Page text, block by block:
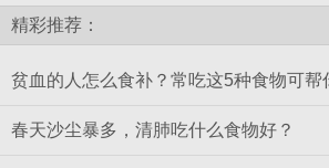
精彩推荐：
贫血的人怎么食补？常吃这5种食物可帮
春天沙尘暴多，清肺吃什么食物好？